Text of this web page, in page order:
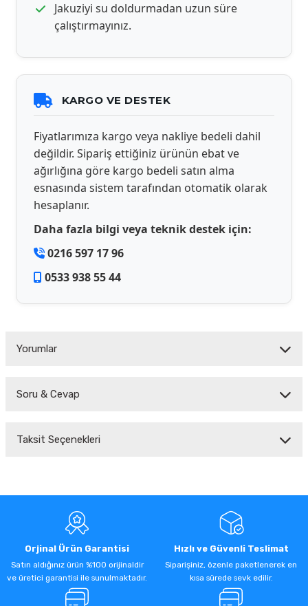
Jakuziyi su doldurmadan uzun süre
çalıştırmayınız.
KARGO VE DESTEK
Fiyatlarımıza kargo veya nakliye bedeli dahil
değildir. Sipariş ettiğiniz ürünün ebat ve
ağırlığına göre kargo bedeli satın alma
esnasında sistem tarafından otomatik olarak
hesaplanır.
Daha fazla bilgi veya teknik destek için:
0216 597 17 96
0533 938 55 44
Yorumlar
Soru & Cevap
Taksit Seçenekleri
Orjinal Ürün Garantisi
Satın aldığınız ürün %100 orijinaldir
ve üretici garantisi ile sunulmaktadır.
Hızlı ve Güvenli Teslimat
Siparişiniz, özenle paketlenerek en
kısa sürede sevk edilir.